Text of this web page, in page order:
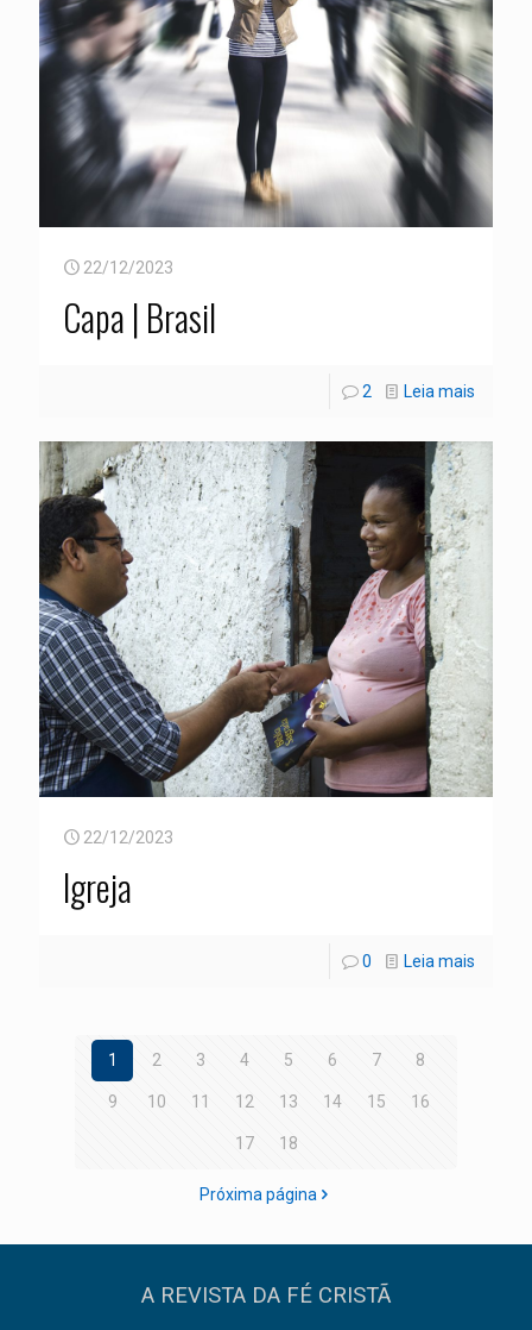
22/12/2023
Capa | Brasil
2 Leia mais
22/12/2023
Igreja
0 Leia mais
1 2 3 4 5 6 7 8
9 10 11 12 13 14 15 16
17 18
Próxima página
A REVISTA DA FÉ CRISTÃ